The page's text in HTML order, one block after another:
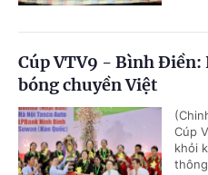
Cúp VTV9 - Bình Điền:
bóng chuyền Việt
Cúp
khỏi